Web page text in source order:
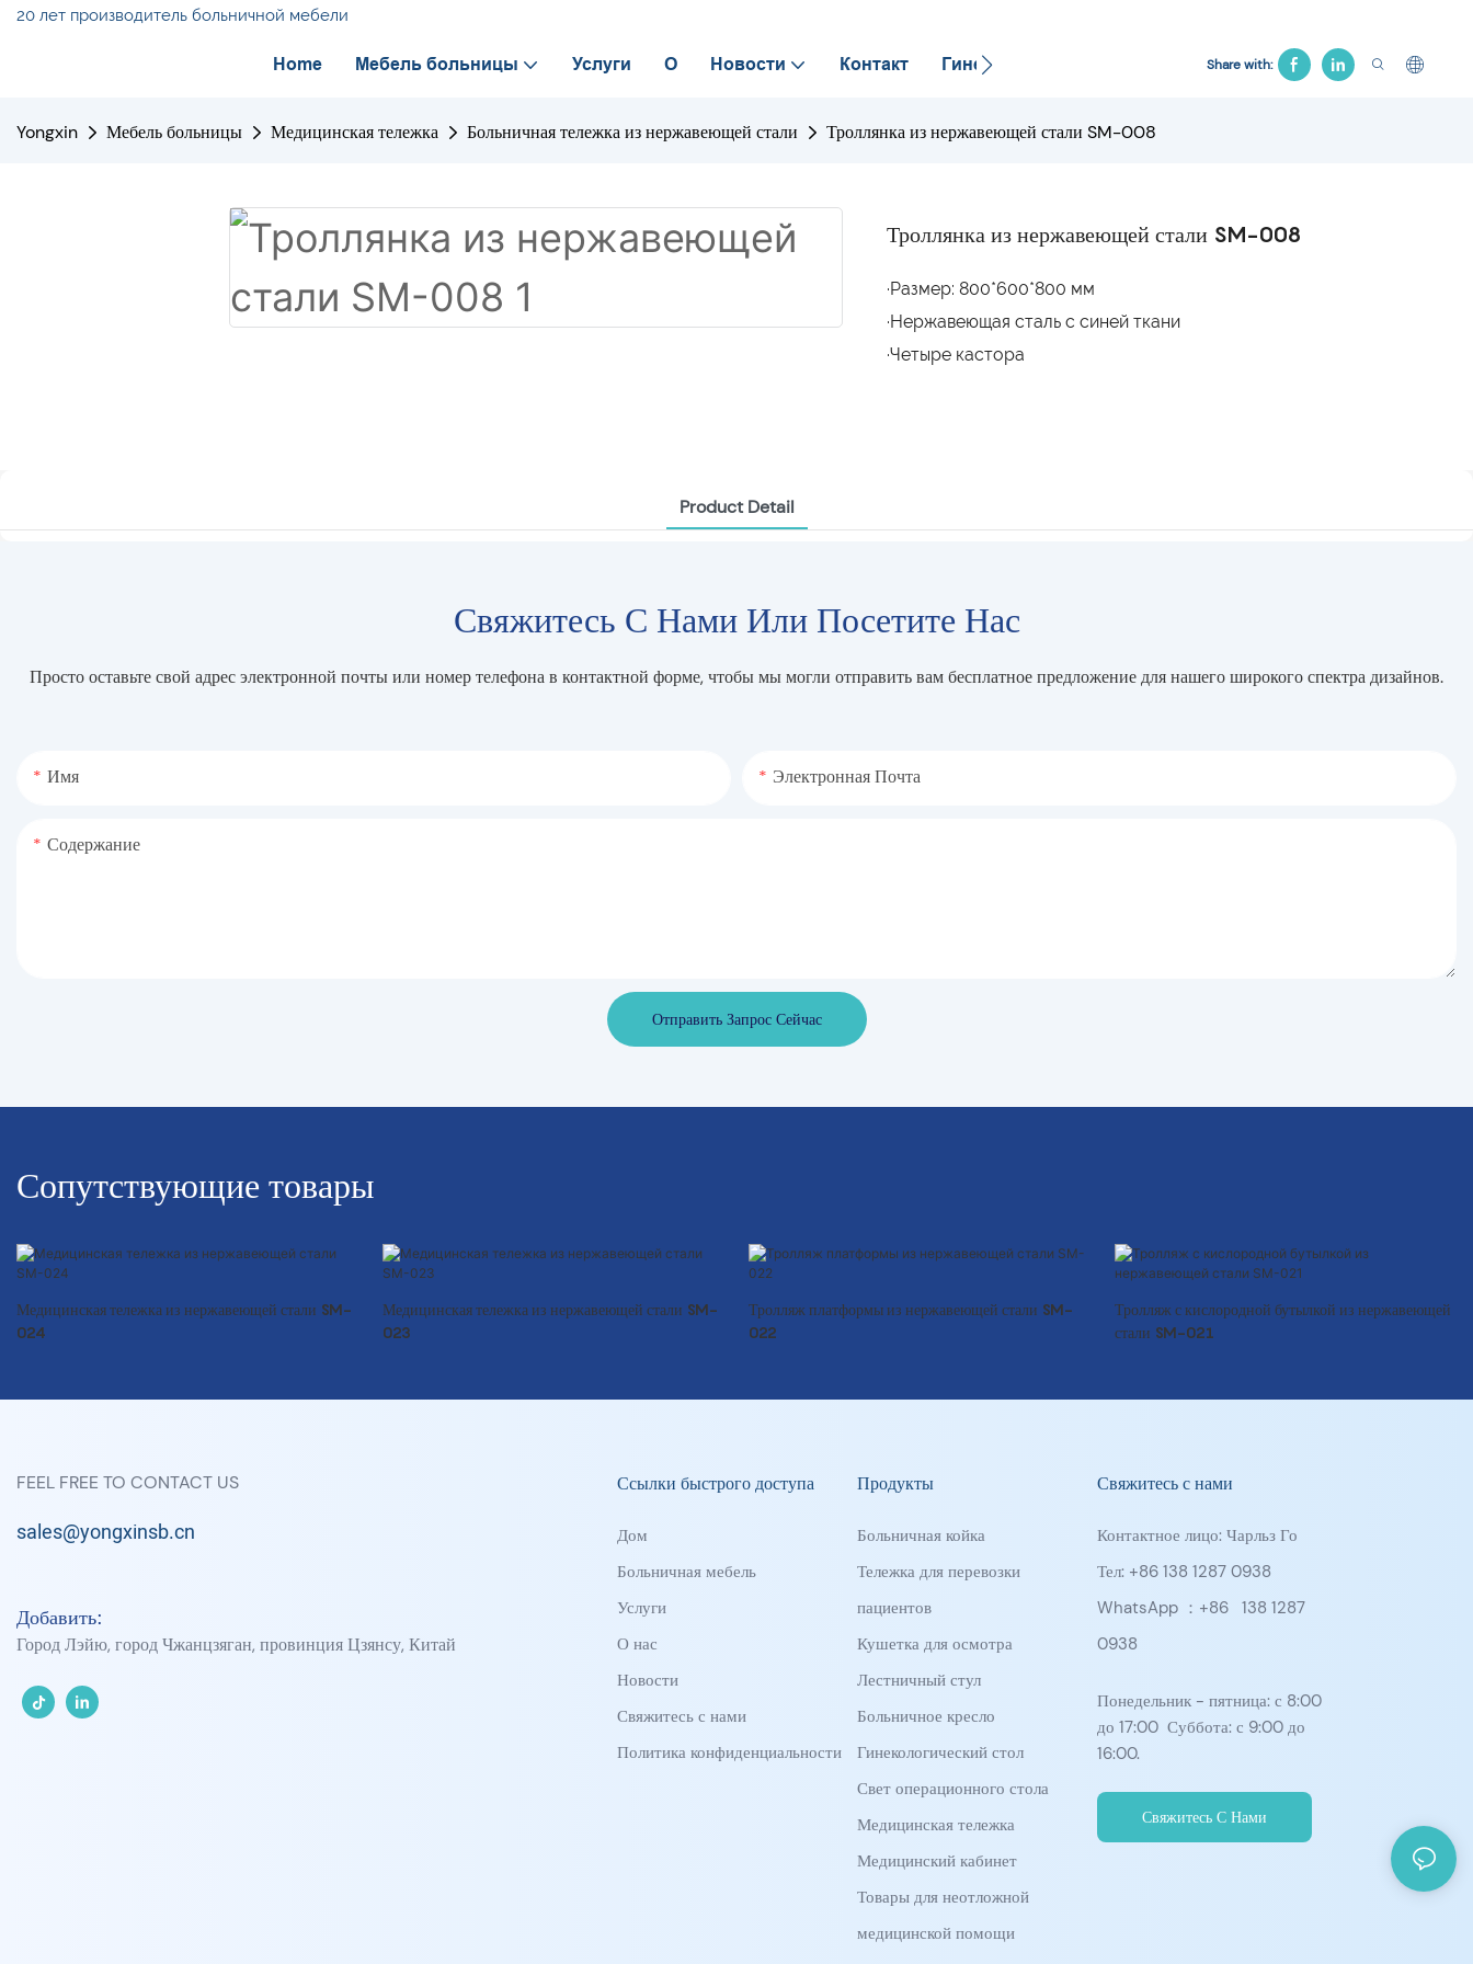
20 лет производитель больничной мебели
Home Мебель больницы Услуги О Новости Контакт Гинекологическая кровать Больничное кресло Тяг
Share with:
Yongxin Мебель больницы Медицинская тележка Больничная тележка из нержавеющей стали Троллянка из нержавеющей стали SM-008
Троллянка из нержавеющей стали SM-008
·Размер: 800*600*800 мм
·Нержавеющая сталь с синей ткани
·Четыре кастора
Product Detail
Свяжитесь С Нами Или Посетите Нас
Просто оставьте свой адрес электронной почты или номер телефона в контактной форме, чтобы мы могли отправить вам бесплатное предложение для нашего широкого спектра дизайнов.
Имя Электронная Почта
Содержание
Отправить Запрос Сейчас
Сопутствующие товары
Медицинская тележка из нержавеющей стали SM-
024
Медицинская тележка из нержавеющей стали SM-
023
Тролляж платформы из нержавеющей стали SM-
022
Тролляж с кислородной бутылкой из нержавеющей
стали SM-021
FEEL FREE TO CONTACT US
sales@yongxinsb.cn
Добавить:
Город Лэйю, город Чжанцзяган, провинция Цзянсу, Китай
Ссылки быстрого доступа
Дом
Больничная мебель
Услуги
О нас
Новости
Свяжитесь с нами
Политика конфиденциальности
Продукты
Больничная койка
Тележка для перевозки
пациентов
Кушетка для осмотра
Лестничный стул
Больничное кресло
Гинекологический стол
Свет операционного стола
Медицинская тележка
Медицинский кабинет
Товары для неотложной
медицинской помощи
Свяжитесь с нами
Контактное лицо: Чарльз Го
Тел: +86 138 1287 0938
WhatsApp ：+86 138 1287
0938
Понедельник - пятница: с 8:00
до 17:00 Суббота: с 9:00 до
16:00.
Свяжитесь С Нами